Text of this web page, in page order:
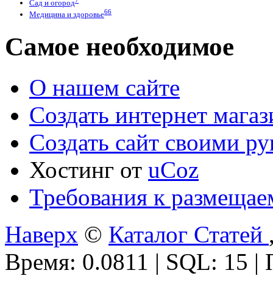
Сад и огород
Медицина и здоровье66
Самое необходимое
О нашем сайте
Создать интернет
Создать сайт своими
Хостинг от uCoz
Требования к
Наверх © Каталог Статей
Время: 0.0811 | SQL: 15